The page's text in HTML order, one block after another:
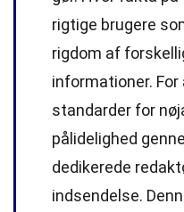
rigtige brugere
rigdom af
informationer.
standarder for
pålidelighed
dedikerede
indsendelse.